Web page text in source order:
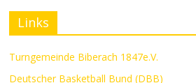
Links
Turngemeinde Biberach 1847e.V.
Deutscher Basketball Bund (DBB)